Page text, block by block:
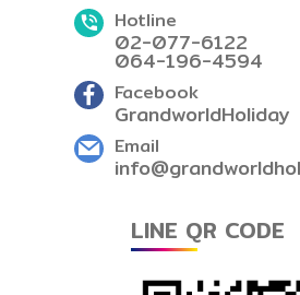
Hotline
02-077-6122
064-196-4594
Facebook
GrandworldHoliday
Email
LINE QR CODE